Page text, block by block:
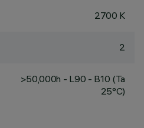
2700 K
2
>50,000h - L90 - B10 (Ta
25°C)